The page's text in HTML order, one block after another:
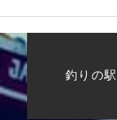
沼川釣果報告
。 釣りの駅